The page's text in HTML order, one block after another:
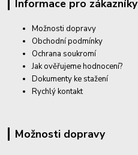
Informace pro zákazníky
Možnosti dopravy
Obchodní podmínky
Ochrana soukromí
Jak ověřujeme hodnocení?
Dokumenty ke stažení
Rychlý kontakt
Možnosti dopravy